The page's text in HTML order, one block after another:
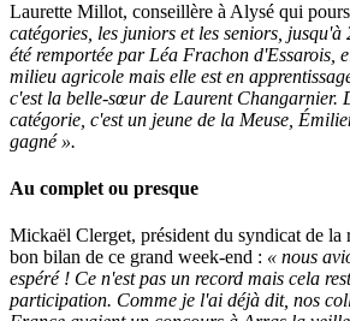
Laurette Millot, conseillère à Alysé qui
catégories, les juniors et les seniors, jusqu'à
été remportée par Léa Frachon d'Essarois,
milieu agricole mais elle est en
c'est la belle-sœur de Laurent Changarnier.
catégorie, c'est un jeune de la Meuse,
gagné ».
Au complet ou presque
Mickaël Clerget, président du syndicat de la
bon bilan de ce grand week-end : « nous
espéré ! Ce n'est pas un record mais cela
participation. Comme je l'ai déjà dit, nos